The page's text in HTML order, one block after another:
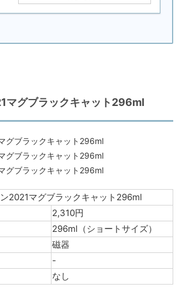
マグブラックキャット296ml
2021マグブラックキャット296ml
2,310円
296ml（ショートサイズ）
磁器
-
なし